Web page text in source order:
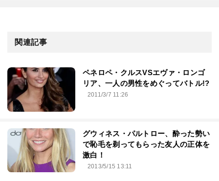
関連記事
ペネロペ・クルスVSエヴァ・ロンゴ
リア、一人の男性をめぐってバトル!?
2011/3/7 11:26
グウィネス・パルトロー、酔った勢い
で恥毛を剃ってもらった友人の正体を
激白！
2013/5/15 13:11